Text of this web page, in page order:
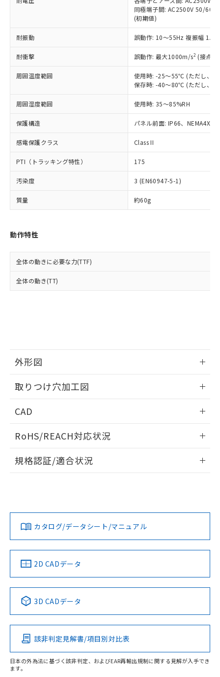
同極端子間: AC2500V 50/
(初期値)
耐振動 誤動作: 10～55Hz 複振幅
耐衝撃 誤動作: 最大1000m/s2 (接点
周囲温度範囲
使用時: -25～55℃ (ただし、氷
保存時: -40～80℃ (ただし、氷
周囲湿度範囲 使用時: 35～85%RH
保護構造 パネル前面: IP66、NEMA4X,
感電保護クラス Class II
PTI（トラッキング特性） 175
汚染度 3 (EN60947-5-1)
質量 約60g
動作特性
全体の動きに必要な力(TTF)
全体の動き(TT)
外形図
取りつけ穴加工図
CAD
ドすることができます。
ログイン/会員登録
ダウンロードデータをご利用いただく前に、以下を必ずお読
みください。
ソフトウェアの使用条件
RoHS/REACH対応状況
EU RoHS 注意事項・凡例
対応済み
中国 RoHS 注意事項・凡例
Pb Hg Cd Cr(VI)
O
規格認証/適合状況
カタログ/データシート/マニュアル
2D CADデータ
3D CADデータ
該非判定見解書/項目別対比表
日本の外為法に基づく該非判定、およびEAR再輸出規制に関する見解が入手でき
ます。
在庫状況および標準価格照会結果は、
記載している更新日時点での社内デー
タに基づき作成されるものであり、閲
覧された時点での実際の在庫および標
準価格とは異なる場合があることをご
正式な納期状況および標準価格はお客
様のお取引先、またはお客様担当のオ
ムロン制御機器販売店・当社販売員に
オムロン制御機器販売店や当社販売拠
販売ネットワーク
」をご確認
在庫状況および標準価格結果を当社の
事前の承諾なく第三者に漏洩または開
示しないようお願いします。
マイパーツ機能（部品リスト作成サー
ビス）をご利用いただくには、I-Web
メンバーズにご登録されている必要が
引・商談に必要な範囲で利用すること
をご了承ください。
※当社の共同利用者とは、
の共同利用に関して"
の「1.共同利
むを得ず変更することがあります。
六価クロム(Cr(Ⅵ)) 1000ppm以下、ポリ臭化ビフェニル
類(PBB) 1000ppm以下、ポリ臭化ジフェニルエーテル類
(PBDE) 1000ppm以下、フタル酸ビス(2-エチルヘキシ
ル) (DEHP)(別名：DOP) 1000ppm以下、フタル酸ブチ
ルベンジル（BBP） 1000ppm以下、フタル酸ジブチル
（DBP） 1000ppm以下、フタル酸ジイソブチル
適用除外項目は除く。
フタル酸エステル類の４物質については閾値を超える意
図的な使用がないことを確認しています。
部品在庫の切り替え状況などにより、予定
月が前後することがあります。
とができます。
51物質の非含有証明書（当社基準）
欄に対応日を記載しておりました。
既に当社にて対応品への在庫切替を完了
していることから、特段のことがない限
り、2022年1月12日より割愛しておりま
す。
「－」：未確認です。当社販売部門へお問
*中国RoHS10物質の基準値 (GB/T26572)：
Pb(鉛) :1000ppm、 Hg(水銀) : 1000ppm、 Cd(カドミウ
Cr(Ⅵ)(六価クロム) : 1000ppm、 PBBs(ポリ臭化ビフェ
DBP(フタル酸ジブチル) : 1000ppm、 DIBP(フタル酸ジ
イソブチル) : 1000ppm、 BBP(フタル酸ブチルベンジ
DEHP(フタル酸ビス(2-エチルヘキシル)) : 1000ppm
※2 環境保護使用期限
「ｅ」：有害物質（10物質）のすべてが基
準値以下であることを示します。
「10」：通常の使用状況下において有害物
質が外部に漏えいし、環境に深刻な影響を
及ぼさない年数を意味します。
「－」：未確認です。当社販売部門へお問
い合わせください。
為替および外国貿易法に定める商品
（以下｢規制貨物等」という）を輸出
または国外への提供する場合は、日本
国政府の輸出許可(または役務取引許
可)を取得するなどの必要な手続きを
当社は規制貨物を破棄する場合は、完
全に破砕するなど、違法に輸出されな
いよう必要な手段を講じます。
当社は貴社製品を、核兵器、ミサイ
ル、化学兵器、生物兵器またはその他
武器並びにこれらの製造装置等に一切
当社は、貴社製品を第三者に販売する
場合は、上記1、2および3の内容を当
該第三者に通知します。また当社は、
販売先および販売に係わる関係者が違
法に輸出するおそれがある場合は、取
り引きをいたしません。
一定数以上の在庫あり
一定数には満たないが在庫あり
在庫なし(最新の在庫状況につ
いては、お客様のお取引先、ま
たはお客様担当のオムロン制御
機器販売店・当社販売員にご確
受注生産機種、また在庫状況の
情報を公開していない機種